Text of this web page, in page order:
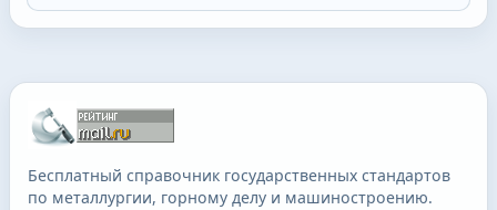
Бесплатный справочник государственных стандартов
по металлургии, горному делу и машиностроению.